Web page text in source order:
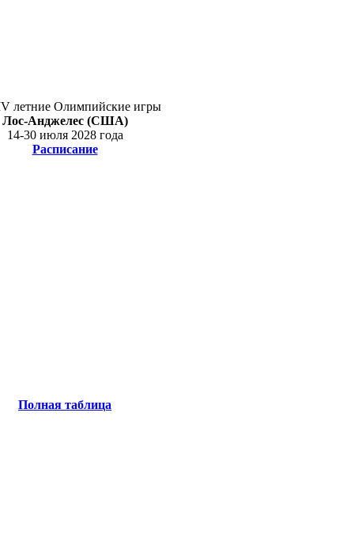
летние Олимпийские игры
Лос-Анджелес (США)
14-30 июля 2028 года
Расписание
Полная таблица